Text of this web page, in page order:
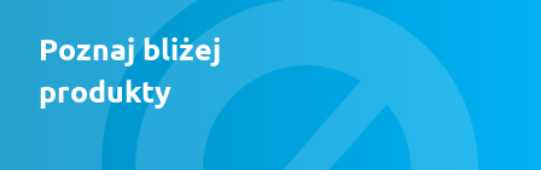
Poznaj bliżej
produkty